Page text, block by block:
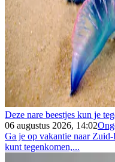
Deze nare beestjes kun je
06 augustus 2026, 14:02
Ga je op vakantie naar
kunt tegenkomen,...